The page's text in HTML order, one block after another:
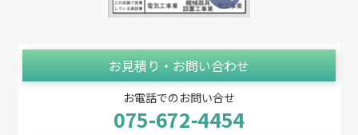
お見積り・お問い合わせ
お電話でのお問い合せ
075-672-4454